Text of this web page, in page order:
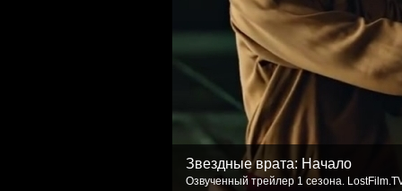
Звездные врата: Начало
Озвученный трейлер 1 сезона.